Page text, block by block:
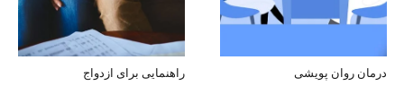
درمان روان پویشی راهنمایی برای ازدواج